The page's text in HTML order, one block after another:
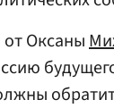
Оксаны